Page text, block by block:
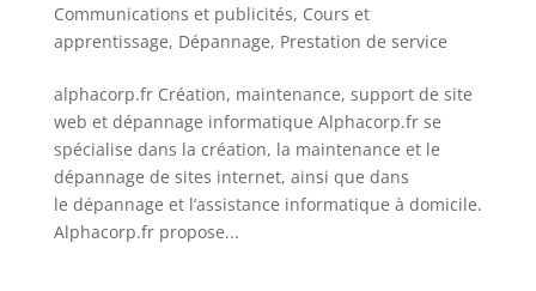
Communications et publicités, Cours et
apprentissage, Dépannage, Prestation de service
alphacorp.fr Création, maintenance, support de site
web et dépannage informatique Alphacorp.fr se
spécialise dans la création, la maintenance et le
dépannage de sites internet, ainsi que dans
le dépannage et l’assistance informatique à domicile.
Alphacorp.fr propose...